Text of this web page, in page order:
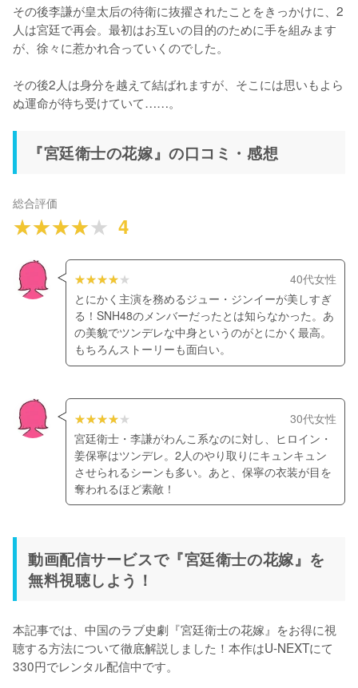
その後李謙が皇太后の待衛に抜擢されたことをきっかけに、2
人は宮廷で再会。最初はお互いの目的のために手を組みます
が、徐々に惹かれ合っていくのでした。
その後2人は身分を越えて結ばれますが、そこには思いもよら
ぬ運命が待ち受けていて……。
『宮廷衛士の花嫁』の口コミ・感想
総合評価
4
40代女性
とにかく主演を務めるジュー・ジンイーが美しすぎ
る！SNH48のメンバーだったとは知らなかった。あ
の美貌でツンデレな中身というのがとにかく最高。
もちろんストーリーも面白い。
30代女性
宮廷衛士・李謙がわんこ系なのに対し、ヒロイン・
姜保寧はツンデレ。2人のやり取りにキュンキュン
させられるシーンも多い。あと、保寧の衣装が目を
奪われるほど素敵！
動画配信サービスで『宮廷衛士の花嫁』を
無料視聴しよう！
本記事では、中国のラブ史劇『宮廷衛士の花嫁』をお得に視
聴する方法について徹底解説しました！本作はU-NEXTにて
330円でレンタル配信中です。